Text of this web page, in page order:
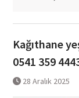
Kağıthane
0541 359
28 Aralık 2025